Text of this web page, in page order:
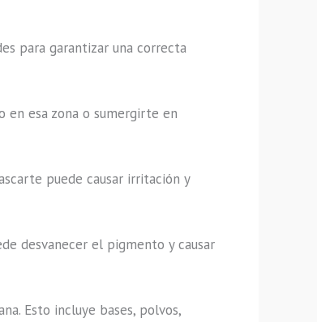
para garantizar una correcta
en esa zona o sumergirte en
puede causar irritación y
desvanecer el pigmento y causar
Esto incluye bases, polvos,